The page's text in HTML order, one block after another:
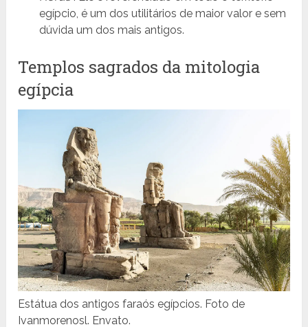
egípcio, é um dos utilitários de maior valor e sem
dúvida um dos mais antigos.
Templos sagrados da mitologia
egípcia
Estátua dos antigos faraós egípcios. Foto de
Ivanmorenosl. Envato.